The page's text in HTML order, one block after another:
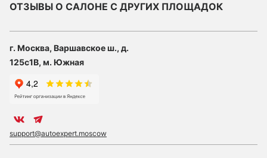
ОТЗЫВЫ О САЛОНЕ С ДРУГИХ ПЛОЩАДОК
г. Москва, Варшавское ш., д.
125с1В, м. Южная
support@autoexpert.moscow